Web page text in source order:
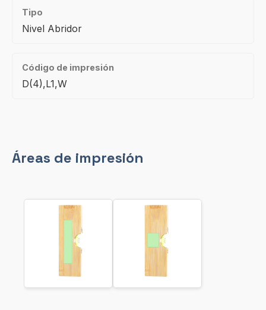
Tipo
Nivel Abridor
Código de impresión
D(4),L1,W
Áreas de impresión